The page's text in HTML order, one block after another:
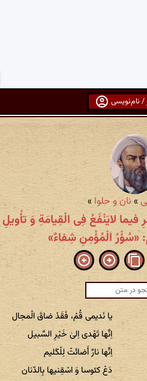
/ نام‌نویسی
» نان و حلوا »
فیما لایَنْفَعُ فِی الْقِیامَةِ وَ
«سُؤْرُ الْمُؤْمِنِ شِفاءٌ»
یا نَدیمی قُمْ، فَقَدْ ضاقَ الْمجال
اِنَّها تَهْدی اِلیٰ خَیْرِ السَّبیل
اِنَّها نارٌ أَضائَتْ لِلْکَلیم
دَعْ کئوسا وَ اسْقِنیها بِالدّنان